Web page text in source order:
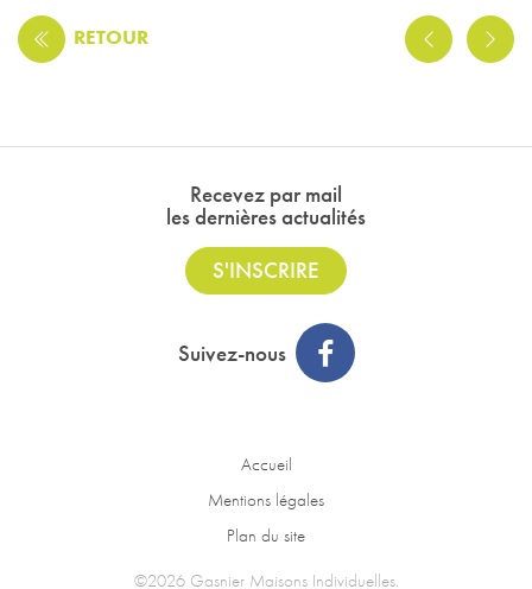
RETOUR
Recevez par mail
les dernières actualités
S'INSCRIRE
Suivez-nous
Accueil
Mentions légales
Plan du site
©2026 Gasnier Maisons Individuelles.